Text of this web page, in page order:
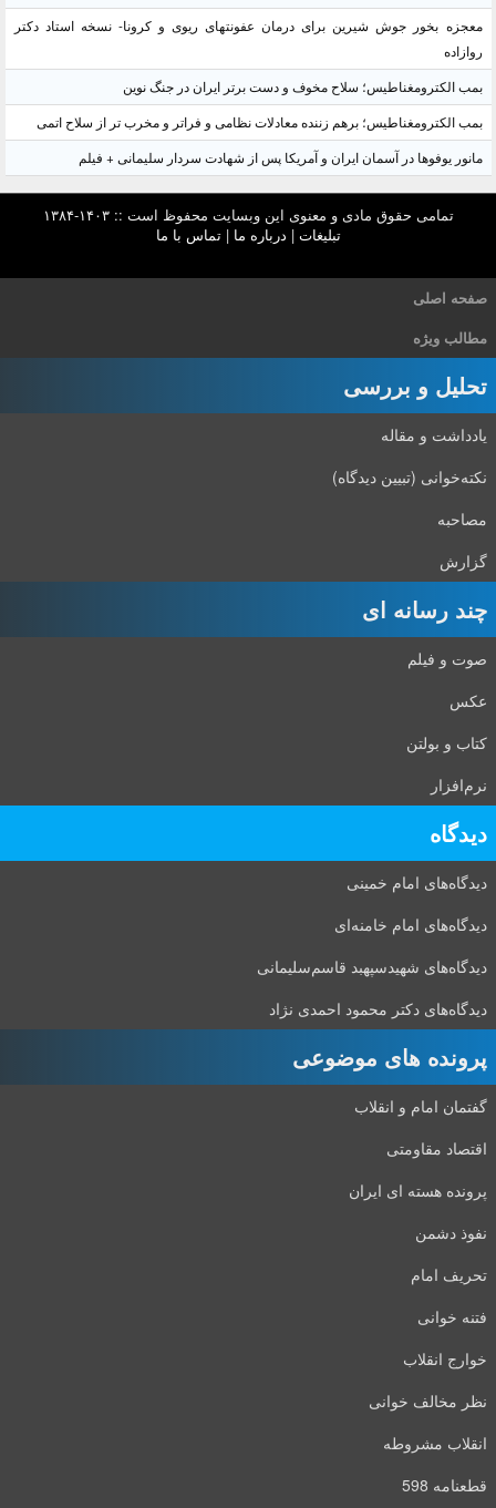
معجزه بخور جوش شیرین برای درمان عفونتهای ریوی و کرونا- نسخه استاد دکتر
روازاده
بمب الکترومغناطیس؛ سلاح مخوف و دست برتر ایران در جنگ نوین
بمب الکترومغناطیس؛ برهم زننده معادلات نظامی و فراتر و مخرب تر از سلاح اتمی
مانور یوفوها در آسمان ایران و آمریکا پس از شهادت سردار سلیمانی + فیلم
تمامی حقوق مادی و معنوی این وبسایت محفوظ است :: ۱۴۰۳-۱۳۸۴
تبلیغات | درباره ما |تماس با ما
صفحه اصلی
مطالب ویژه
تحلیل و بررسی
یادداشت و مقاله
نکته‌خوانی (تبیین دیدگاه)
مصاحبه
گزارش
چند رسانه ای
صوت و فیلم
عکس
کتاب و بولتن
نرم‌افزار
دیدگاه‌
دیدگاه‌های امام خمینی
دیدگاه‌های امام خامنه‌ای
دیدگاه‌های شهید‌سپهبد قاسم‌سلیمانی
دیدگاه‌های دکتر محمود احمدی نژاد
پرونده های موضوعی
گفتمان امام و انقلاب
اقتصاد مقاومتی
پرونده هسته ای ایران
نفوذ دشمن
تحریف امام
فتنه خوانی
خوارج انقلاب
نظر مخالف خوانی
انقلاب مشروطه
قطعنامه 598